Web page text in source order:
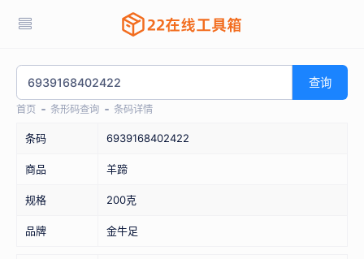
查询
首页 条形码查询 条码详情
条码 6939168402422
商品 羊蹄
规格 200克
品牌 金牛足